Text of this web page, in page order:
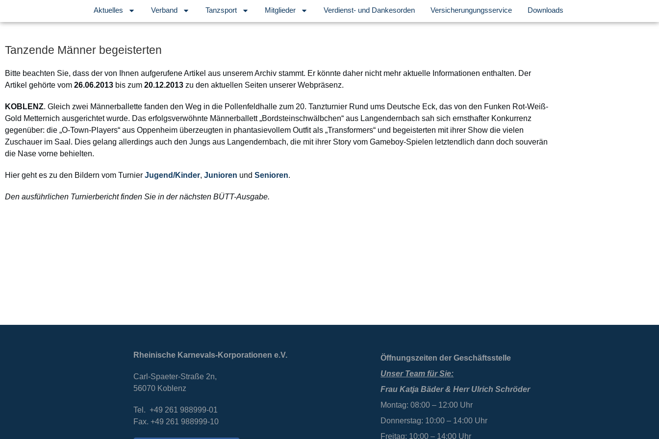
Aktuelles Verband Tanzsport Mitglieder Verdienst- und Dankesorden Versicherungungsservice Downloads
Tanzende Männer begeisterten
Bitte beachten Sie, dass der von Ihnen aufgerufene Artikel aus unserem Archiv stammt. Er könnte daher nicht mehr aktuelle Informationen enthalten. Der
Artikel gehörte vom 26.06.2013 bis zum 20.12.2013 zu den aktuellen Seiten unserer Webpräsenz.
KOBLENZ. Gleich zwei Männerballette fanden den Weg in die Pollenfeldhalle zum 20. Tanzturnier Rund ums Deutsche Eck, das von den Funken Rot-Weiß-
Gold Metternich ausgerichtet wurde. Das erfolgsverwöhnte Männerballett „Bordsteinschwälbchen“ aus Langendernbach sah sich ernsthafter Konkurrenz
gegenüber: die „O-Town-Players“ aus Oppenheim überzeugten in phantasievollem Outfit als „Transformers“ und begeisterten mit ihrer Show die vielen
Zuschauer im Saal. Dies gelang allerdings auch den Jungs aus Langendernbach, die mit ihrer Story vom Gameboy-Spielen letztendlich dann doch souverän
die Nase vorne behielten.
Hier geht es zu den Bildern vom Turnier Jugend/Kinder, Junioren und Senioren.
Den ausführlichen Turnierbericht finden Sie in der nächsten BÜTT-Ausgabe.
Rheinische Karnevals-Korporationen e.V.
Carl-Spaeter-Straße 2n,
56070 Koblenz
Tel. +49 261 988999-01
Fax. +49 261 988999-10
Öffnungszeiten der Geschäftsstelle
Unser Team für Sie:
Frau Katja Bäder & Herr Ulrich Schröder
Montag: 08:00 – 12:00 Uhr
Donnerstag: 10:00 – 14:00 Uhr
Freitag: 10:00 – 14:00 Uhr